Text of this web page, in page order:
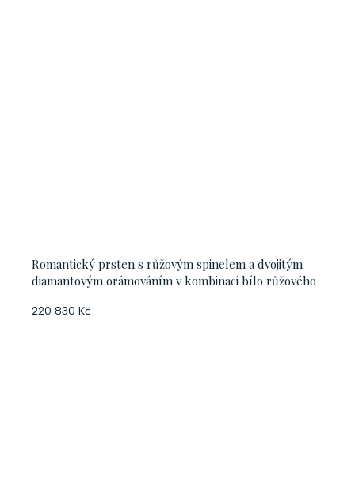
Romantický prsten s růžovým spinelem a dvojitým
diamantovým orámováním v kombinaci bílo růžového
220 830 Kč